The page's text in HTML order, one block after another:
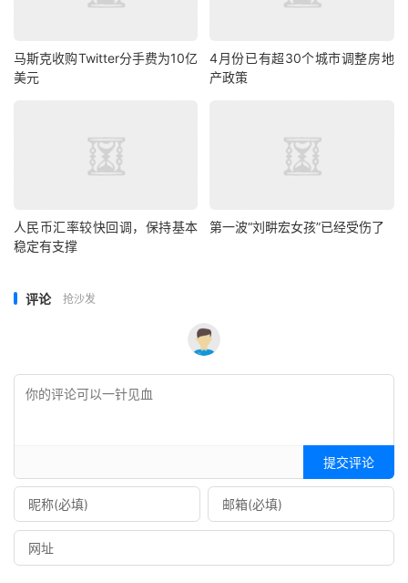
马斯克收购Twitter分手费为10亿
美元
4月份已有超30个城市调整房地
产政策
人民币汇率较快回调，保持基本
稳定有支撑
第一波“刘畊宏女孩”已经受伤了
评论 抢沙发
提交评论